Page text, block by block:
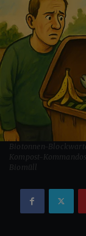
Biotonnen-
Kompost-
Biomüll